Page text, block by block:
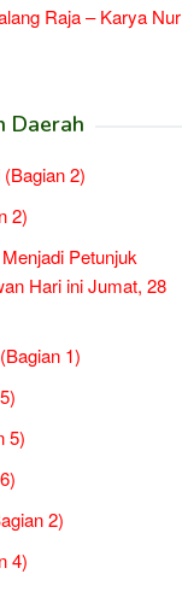
Raja – Karya Nur
Daerah
2)
2)
Petunjuk
Hari ini Jumat, 28
1)
5)
2)
4)